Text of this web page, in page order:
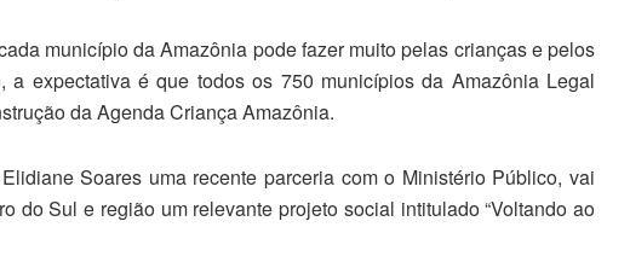
município da Amazônia pode fazer muito pelas crianças e pelos
a expectativa é que todos os 750 municípios da Amazônia Legal
da Agenda Criança Amazônia.
Soares uma recente parceria com o Ministério Público, vai
do Sul e região um relevante projeto social intitulado “Voltando ao